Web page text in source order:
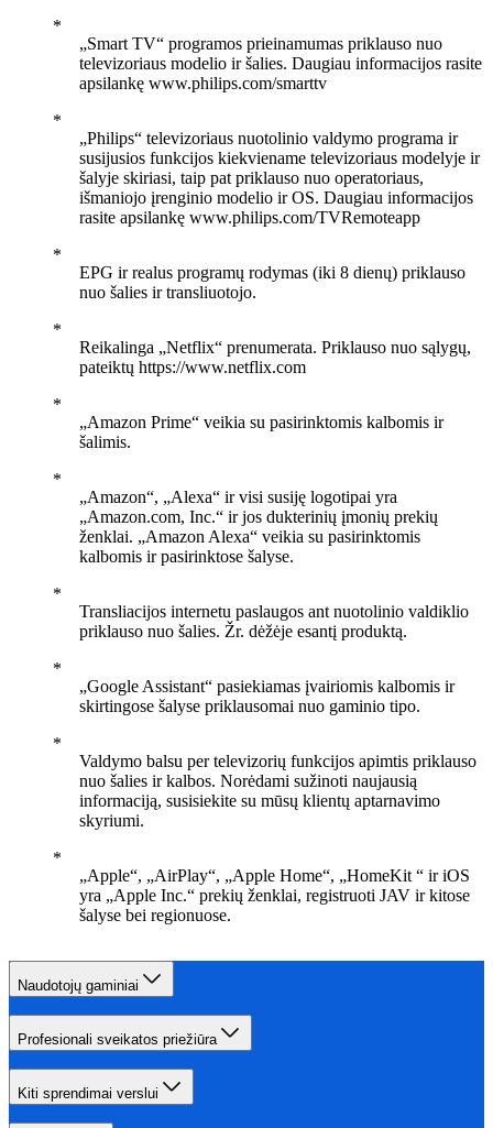
„Smart TV“ programos prieinamumas priklauso nuo
televizoriaus modelio ir šalies. Daugiau informacijos rasite
apsilankę www.philips.com/smarttv
„Philips“ televizoriaus nuotolinio valdymo programa ir
susijusios funkcijos kiekviename televizoriaus modelyje ir
šalyje skiriasi, taip pat priklauso nuo operatoriaus,
išmaniojo įrenginio modelio ir OS. Daugiau informacijos
rasite apsilankę www.philips.com/TVRemoteapp
EPG ir realus programų rodymas (iki 8 dienų) priklauso
nuo šalies ir transliuotojo.
Reikalinga „Netflix“ prenumerata. Priklauso nuo sąlygų,
pateiktų https://www.netflix.com
„Amazon Prime“ veikia su pasirinktomis kalbomis ir
šalimis.
„Amazon“, „Alexa“ ir visi susiję logotipai yra
„Amazon.com, Inc.“ ir jos dukterinių įmonių prekių
ženklai. „Amazon Alexa“ veikia su pasirinktomis
kalbomis ir pasirinktose šalyse.
Transliacijos internetu paslaugos ant nuotolinio valdiklio
priklauso nuo šalies. Žr. dėžėje esantį produktą.
„Google Assistant“ pasiekiamas įvairiomis kalbomis ir
skirtingose šalyse priklausomai nuo gaminio tipo.
Valdymo balsu per televizorių funkcijos apimtis priklauso
nuo šalies ir kalbos. Norėdami sužinoti naujausią
informaciją, susisiekite su mūsų klientų aptarnavimo
skyriumi.
„Apple“, „AirPlay“, „Apple Home“, „HomeKit “ ir iOS
yra „Apple Inc.“ prekių ženklai, registruoti JAV ir kitose
šalyse bei regionuose.
Naudotojų gaminiai
Profesionali sveikatos priežiūra
Kiti sprendimai verslui